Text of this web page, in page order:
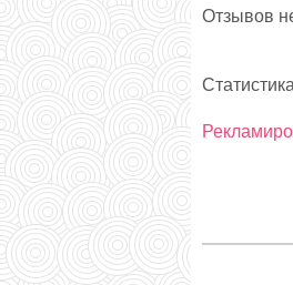
Отзывов